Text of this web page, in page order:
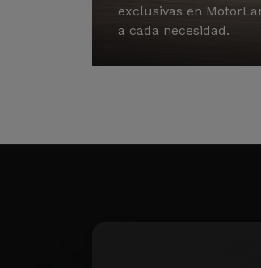
exclusivas en
a cada necesidad.